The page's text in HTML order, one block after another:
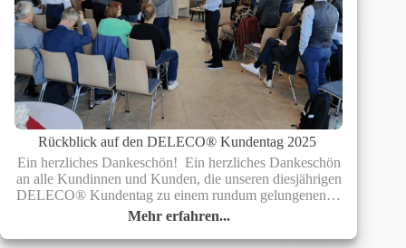
Rückblick auf den DELECO® Kundentag 2025
Ein herzliches Dankeschön! Ein herzliches Dankeschön
an alle Kundinnen und Kunden, die unseren diesjährigen
DELECO® Kundentag zu einem rundum gelungenen…
Mehr erfahren...
Rückblick
auf